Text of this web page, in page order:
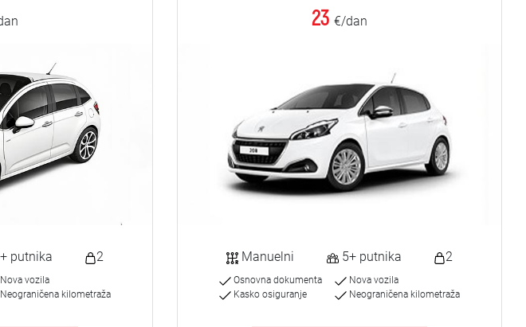
putnika 2
Nova vozila
Neograničena kilometraža
23 €/dan
Manuelni 5+ putnika 2
Osnovna dokumenta
Kasko osiguranje
Nova vozila
Neograničena kilometraža